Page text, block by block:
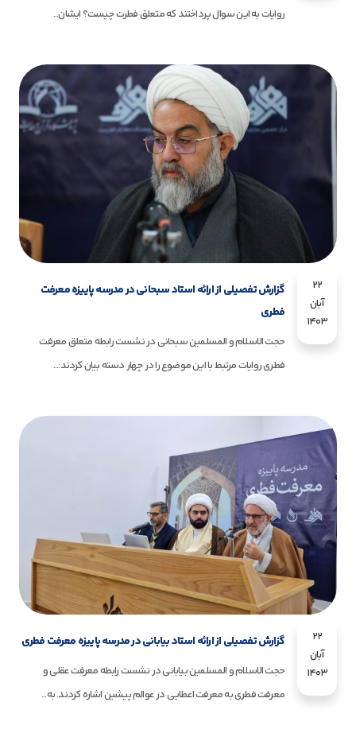
روایات به این سوال پرداختند که متعلق فطرت چیست؟ ایشان...
22
آبان
1403
گزارش تفصیلی از ارائه استاد سبحانی در مدرسه پاییزه معرفت
فطری
حجت الاسلام و المسلمین سبحانی در نشست رابطه متعلق معرفت
فطری روایات مرتبط با این موضوع را در چهار دسته بیان کردند:...
22
آبان
1403
گزارش تفصیلی از ارائه استاد بیابانی در مدرسه پاییزه معرفت فطری
حجت الاسلام و المسلمین بیابانی در نشست رابطه معرفت عقلی و
معرفت فطری به معرفت اعطایی در عوالم پیشین اشاره کردند. به...